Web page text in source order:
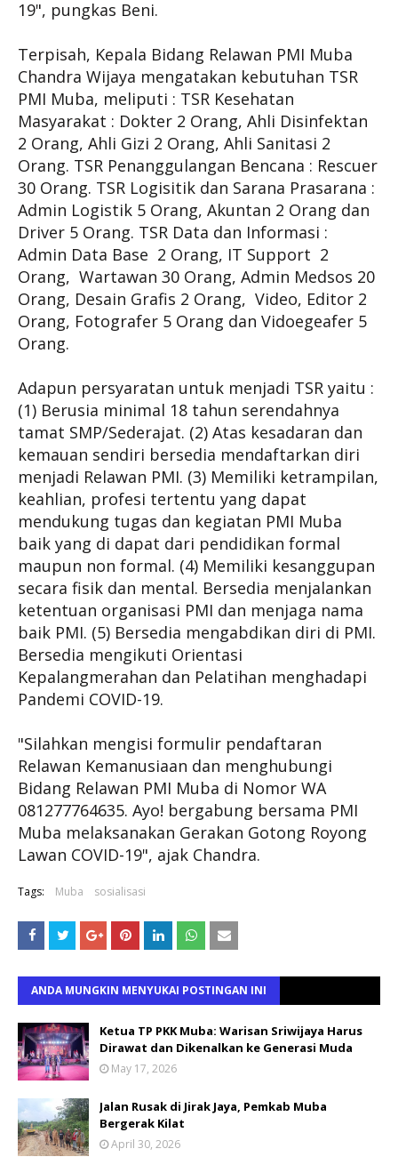
19", pungkas Beni.
Terpisah, Kepala Bidang Relawan PMI Muba
Chandra Wijaya mengatakan kebutuhan TSR
PMI Muba, meliputi : TSR Kesehatan
Masyarakat : Dokter 2 Orang, Ahli Disinfektan
2 Orang, Ahli Gizi 2 Orang, Ahli Sanitasi 2
Orang. TSR Penanggulangan Bencana : Rescuer
30 Orang. TSR Logisitik dan Sarana Prasarana :
Admin Logistik 5 Orang, Akuntan 2 Orang dan
Driver 5 Orang. TSR Data dan Informasi :
Admin Data Base 2 Orang, IT Support 2
Orang, Wartawan 30 Orang, Admin Medsos 20
Orang, Desain Grafis 2 Orang, Video, Editor 2
Orang, Fotografer 5 Orang dan Vidoegeafer 5
Orang.
Adapun persyaratan untuk menjadi TSR yaitu :
(1) Berusia minimal 18 tahun serendahnya
tamat SMP/Sederajat. (2) Atas kesadaran dan
kemauan sendiri bersedia mendaftarkan diri
menjadi Relawan PMI. (3) Memiliki ketrampilan,
keahlian, profesi tertentu yang dapat
mendukung tugas dan kegiatan PMI Muba
baik yang di dapat dari pendidikan formal
maupun non formal. (4) Memiliki kesanggupan
secara fisik dan mental. Bersedia menjalankan
ketentuan organisasi PMI dan menjaga nama
baik PMI. (5) Bersedia mengabdikan diri di PMI.
Bersedia mengikuti Orientasi
Kepalangmerahan dan Pelatihan menghadapi
Pandemi COVID-19.
"Silahkan mengisi formulir pendaftaran
Relawan Kemanusiaan dan menghubungi
Bidang Relawan PMI Muba di Nomor WA
081277764635. Ayo! bergabung bersama PMI
Muba melaksanakan Gerakan Gotong Royong
Lawan COVID-19", ajak Chandra.
Tags: Muba sosialisasi
ANDA MUNGKIN MENYUKAI POSTINGAN INI
Ketua TP PKK Muba: Warisan Sriwijaya Harus
Dirawat dan Dikenalkan ke Generasi Muda
May 17, 2026
Jalan Rusak di Jirak Jaya, Pemkab Muba
Bergerak Kilat
April 30, 2026